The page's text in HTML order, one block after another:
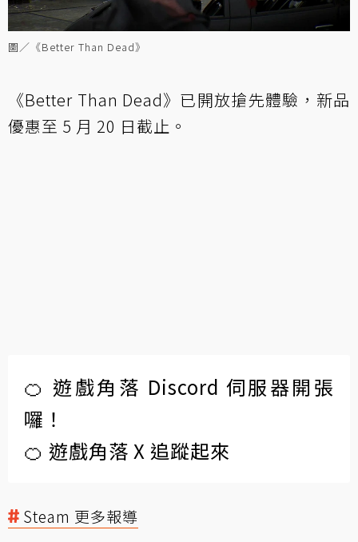
圖／《Better Than Dead》
《Better Than Dead》已開放搶先體驗，新品
優惠至 5 月 20 日截止。
🍊 遊戲角落 Discord 伺服器開張
囉！
🍊 遊戲角落 X 追蹤起來
Steam 更多報導